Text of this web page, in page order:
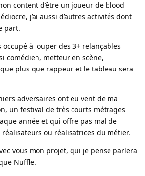
content d’être un joueur de blood
j’ai aussi d’autres activités dont
part.
à louper des 3+ relançables
comédien, metteur en scène,
plus que rappeur et le tableau sera
adversaires ont eu vent de ma
un festival de très courts métrages
année et qui offre pas mal de
ou réalisatrices du métier.
vous mon projet, qui je pense parlera
Nuffle.